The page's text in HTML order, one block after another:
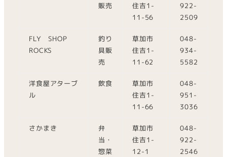
販売
住吉1-
11-56
922-
2509
FLY SHOP
ROCKS
釣り
具販
売
草加市
住吉1-
11-62
048-
934-
5582
洋食屋アターブ
ル
飲食
草加市
住吉1-
11-66
048-
951-
3036
さかまき
弁
当・
惣菜
草加市
住吉1-
12-1
048-
922-
2546